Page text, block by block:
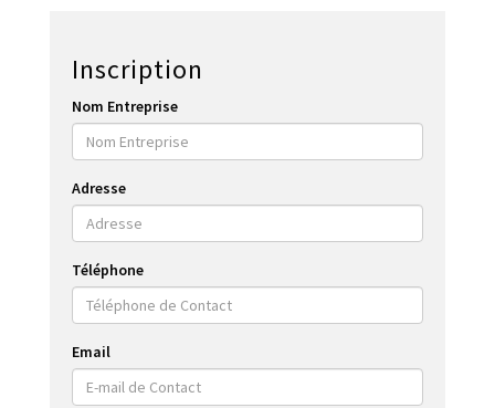
Inscription
Nom Entreprise
Adresse
Téléphone
Email